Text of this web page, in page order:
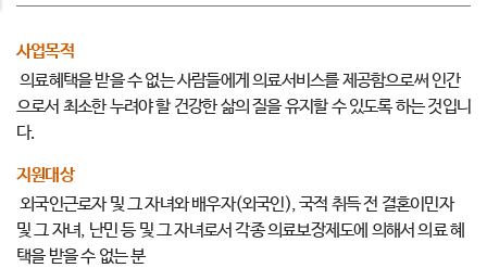
사업목적
의료혜택을 받을 수 없는 사람들에게 의료서비스를 제공함으로써 인간
으로서 최소한 누려야 할 건강한 삶의 질을 유지할 수 있도록 하는 것입니
다.
지원대상
외국인근로자 및 그 자녀와 배우자(외국인), 국적 취득 전 결혼이민자
및 그 자녀, 난민 등 및 그 자녀로서 각종 의료보장제도에 의해서 의료 혜
택을 받을 수 없는 분